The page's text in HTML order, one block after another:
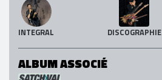
INTEGRAL DISCOGRAPHIE
ALBUM ASSOCIÉ